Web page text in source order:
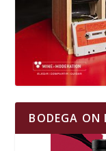
BODEGA ON